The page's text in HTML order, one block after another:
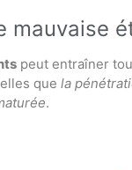
mauvaise
peut entraîner
que la
.